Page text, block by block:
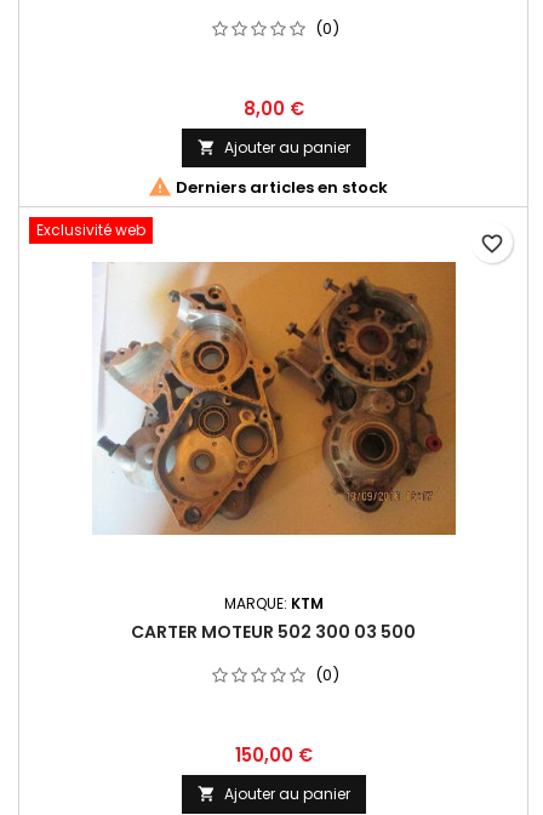
(0)
8,00 €
 Ajouter au panier
 Derniers articles en stock
Exclusivité web
MARQUE: KTM
CARTER MOTEUR 502 300 03 500
(0)
150,00 €
 Ajouter au panier
favorite_border